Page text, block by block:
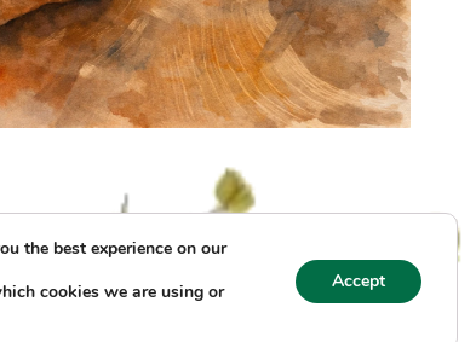
the best experience on our
cookies we are using or
Accept